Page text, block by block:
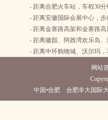
- 距离合肥火车站，车程30分
- 距离安徽国际会展中心，步
- 距离金寨路高架和金寨路
- 距离徽园、阿酋湾欢乐岛
- 距离中环购物城、沃尔玛，
网站
中国•合肥 合肥丰大国际大